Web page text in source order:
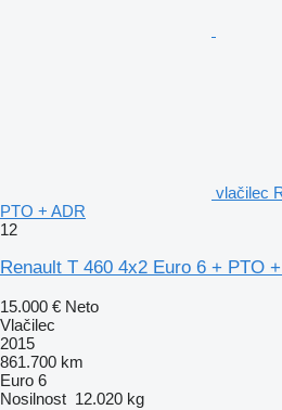
vlačilec
PTO + ADR
12
Renault T 460 4x2 Euro 6 + PTO
15.000 € Neto
Vlačilec
2015
861.700 km
Euro 6
Nosilnost 12.020 kg